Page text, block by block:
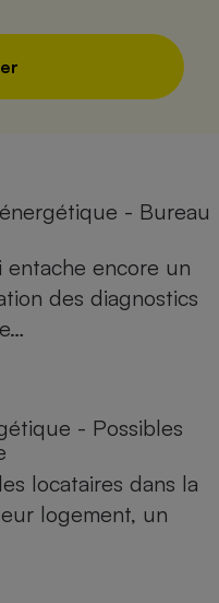
- Bureau
entache encore un
des diagnostics
- Possibles
locataires dans la
logement, un